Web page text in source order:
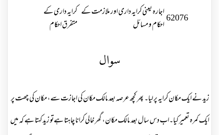
62076اجارہ یعنی کرایہ داری اور ملازمت کے
احکام و مسائل
کرایہ داری کے
متفرق احکام
سوال
زید نے ایک مکان کرایہ پر لیا۔ پھر کچھ عرصہ بعد مالک مکان کی اجازت سے، مکان کی چھت پر
ایک کمرہ تعمیر کیا۔اب دس سال بعد مالک مکان، گھر خالی کرانا چاہتا ہےتو زید کہتا ہے کہ میں